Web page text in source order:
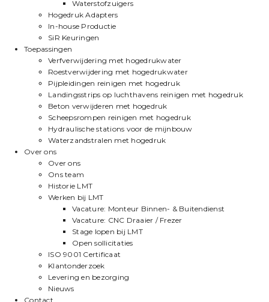
Waterstofzuigers
Hogedruk Adapters
In-house Productie
SiR Keuringen
Toepassingen
Verfverwijdering met hogedrukwater
Roestverwijdering met hogedrukwater
Pijpleidingen reinigen met hogedruk
Landingsstrips op luchthavens reinigen met hogedruk
Beton verwijderen met hogedruk
Scheepsrompen reinigen met hogedruk
Hydraulische stations voor de mijnbouw
Waterzandstralen met hogedruk
Over ons
Over ons
Ons team
Historie LMT
Werken bij LMT
Vacature: Monteur Binnen- & Buitendienst
Vacature: CNC Draaier / Frezer
Stage lopen bij LMT
Open sollicitaties
ISO 9001 Certificaat
Klantonderzoek
Levering en bezorging
Nieuws
Contact